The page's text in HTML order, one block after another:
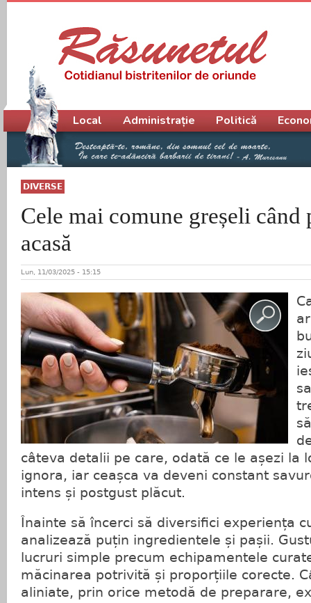
DIVERSE
Cele mai comune greșeli când
acasă
Lun, 11/03/2025 - 15:15
câteva detalii pe care, odată ce le așezi la
ignora, iar ceașca va deveni constant
intens și postgust plăcut.
Înainte să încerci să diversifici experiența
analizează puțin ingredientele și pașii.
lucruri simple precum echipamentele
măcinarea potrivită și proporțiile corecte.
aliniate, prin orice metodă de preparare,
Meniu principal
Local Administrație Politică